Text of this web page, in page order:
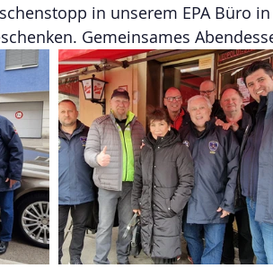
in unserem EPA Büro
Gemeinsames